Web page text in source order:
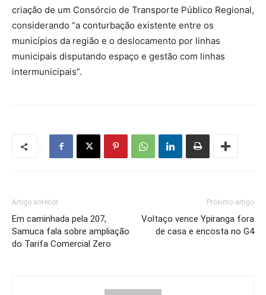
criação de um Consórcio de Transporte Público Regional,
considerando “a conturbação existente entre os
municípios da região e o deslocamento por linhas
municipais disputando espaço e gestão com linhas
intermunicipais”.
Artigo anterior
Em caminhada pela 207,
Samuca fala sobre ampliação
do Tarifa Comercial Zero
Próximo artigo
Voltaço vence Ypiranga fora
de casa e encosta no G4